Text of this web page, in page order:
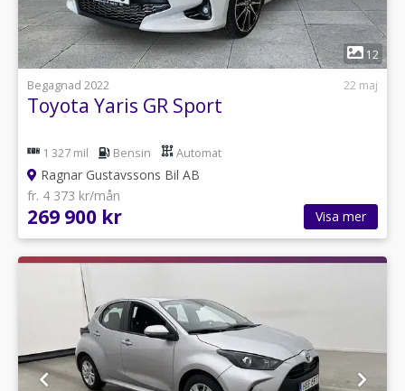
1
12
Begagnad 2022
22 maj
Toyota Yaris GR Sport
1 327 mil Bensin Automat
Ragnar Gustavssons Bil AB
fr. 4 373 kr/mån
269 900 kr Visa mer